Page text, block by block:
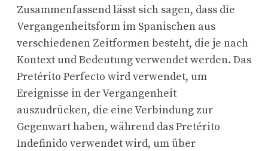
Zusammenfassend lässt sich sagen, dass die
Vergangenheitsform im Spanischen aus
verschiedenen Zeitformen besteht, die je nach
Kontext und Bedeutung verwendet werden. Das
Pretérito Perfecto wird verwendet, um
Ereignisse in der Vergangenheit
auszudrücken, die eine Verbindung zur
Gegenwart haben, während das Pretérito
Indefinido verwendet wird, um über